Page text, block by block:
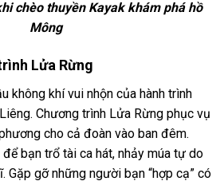
chèo thuyền Kayak khám phá hồ
Mông
Lửa Rừng
không khí vui nhộn của hành trình
Chương trình Lửa Rừng phục vụ
cho cả đoàn vào ban đêm.
bạn trổ tài ca hát, nhảy múa tự do
Gặp gỡ những người bạn “hợp cạ” có